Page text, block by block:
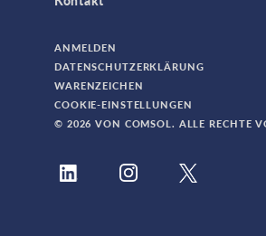
ANMELDEN
DATENSCHUTZERKLÄRUNG
WARENZEICHEN
COOKIE-EINSTELLUNGEN
© 2026 VON COMSOL. ALLE RECHTE